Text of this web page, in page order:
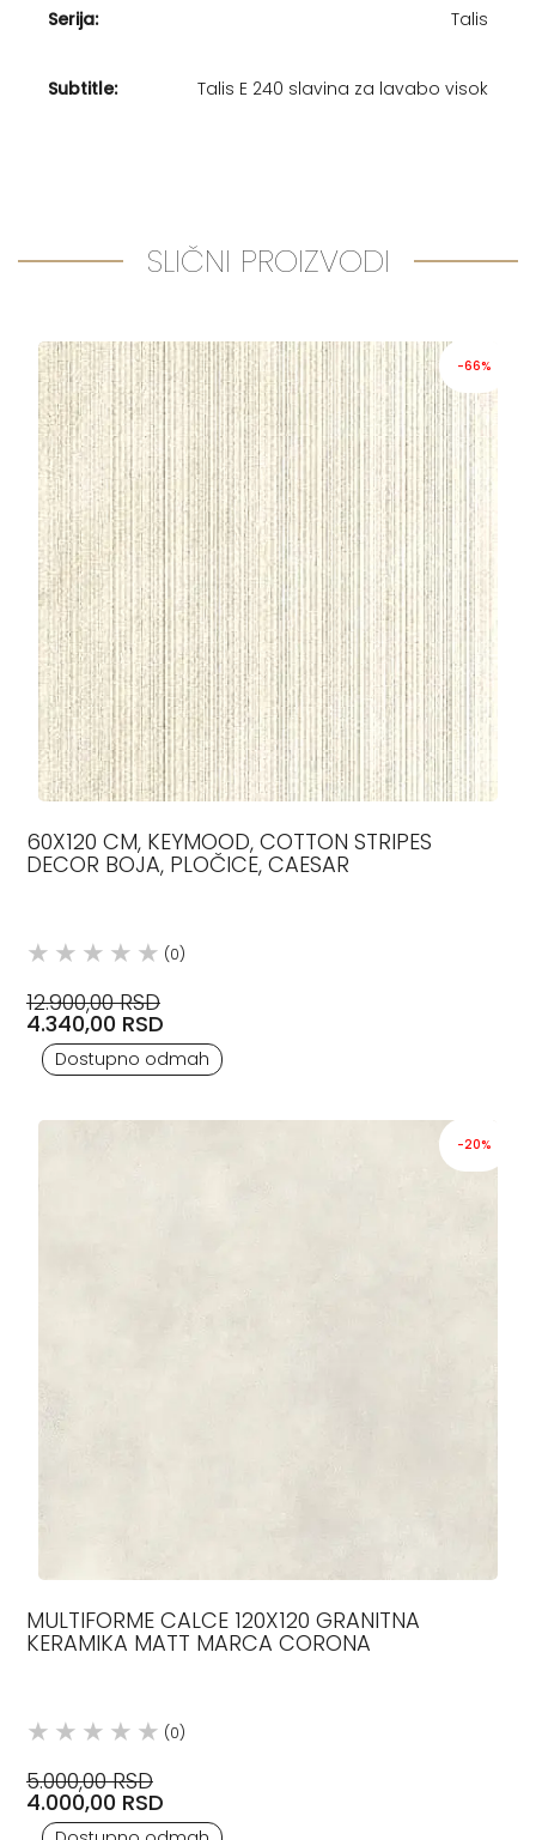
Serija: Talis
Subtitle: Talis E 240 slavina za lavabo visok
SLIČNI PROIZVODI
-66%
60X120 CM, KEYMOOD, COTTON STRIPES
DECOR BOJA, PLOČICE, CAESAR
(0)
12.900,00 RSD
4.340,00 RSD
Dostupno odmah
-20%
MULTIFORME CALCE 120X120 GRANITNA
KERAMIKA MATT MARCA CORONA
(0)
5.000,00 RSD
4.000,00 RSD